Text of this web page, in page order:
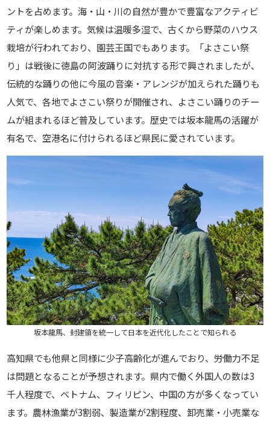
ントを占めます。海・山・川の自然が豊かで豊富なアクティビ
ティが楽しめます。気候は温暖多湿で、古くから野菜のハウス
栽培が行われており、園芸王国でもあります。「よさこい祭
り」は戦後に徳島の阿波踊りに対抗する形で興されましたが、
伝統的な踊りの他に今風の音楽・アレンジが加えられた踊りも
人気で、各地でよさこい祭りが開催され、よさこい踊りのチー
ムが組まれるほど普及しています。歴史では坂本龍馬の活躍が
有名で、空港名に付けられるほど県民に愛されています。
坂本龍馬、封建領を統一して日本を近代化したことで知られる
高知県でも他県と同様に少子高齢化が進んでおり、労働力不足
は問題となることが予想されます。県内で働く外国人の数は3
千人程度で、ベトナム、フィリピン、中国の方が多くなってい
ます。農林漁業が3割弱、製造業が2割程度、卸売業・小売業な